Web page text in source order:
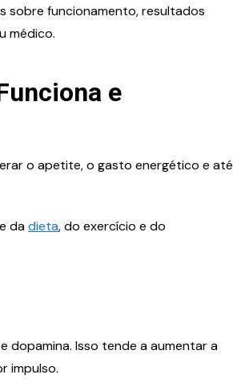
sobre funcionamento, resultados
médico.
e
o apetite, o gasto energético e até
dadieta, do exercício e do
dopamina. Isso tende a aumentar a
impulso.